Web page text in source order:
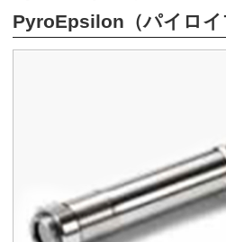
PyroEpsilon（パイロイ